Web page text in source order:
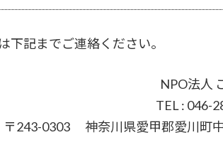
記までご連絡ください。
NPO法人
TEL : 046-
〒243-0303 神奈川県愛甲郡愛川町